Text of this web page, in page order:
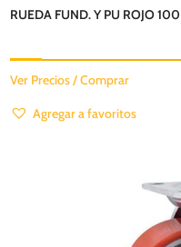
RUEDA FUND. Y PU ROJO
Ver Precios / Comprar
Agregar a favoritos